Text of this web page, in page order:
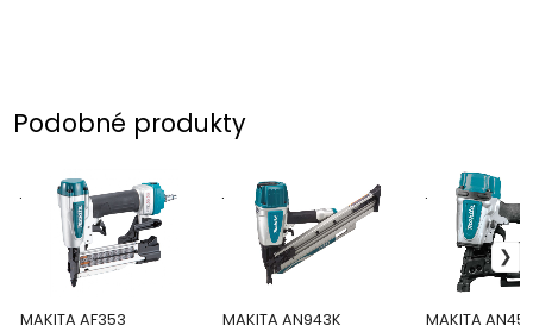
Podobné produkty
MAKITA AF353
.
MAKITA AN943K
.
MAKITA
.